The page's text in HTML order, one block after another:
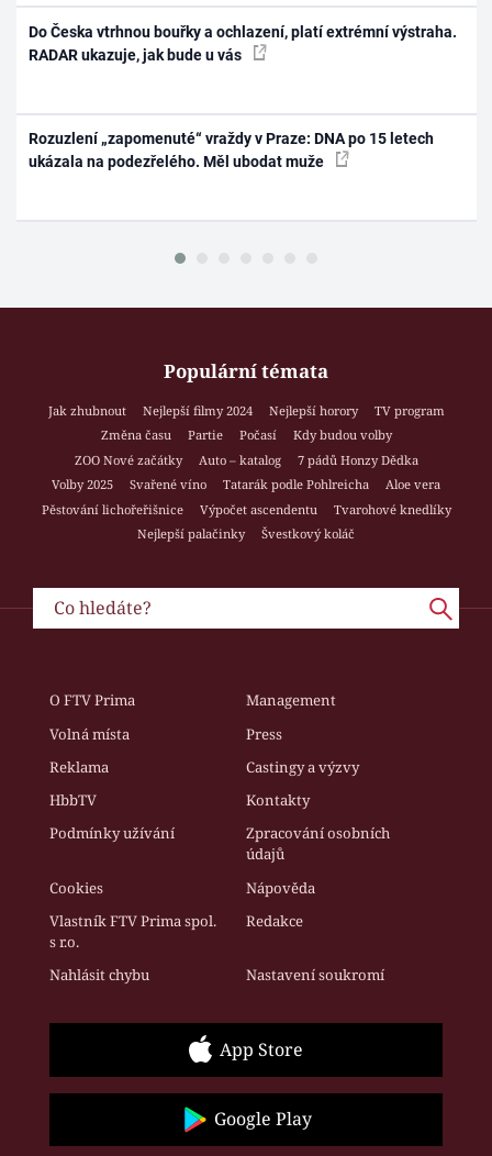
Do Česka vtrhnou bouřky a ochlazení, platí extrémní výstraha.
RADAR ukazuje, jak bude u vás
Rozuzlení „zapomenuté“ vraždy v Praze: DNA po 15 letech
ukázala na podezřelého. Měl ubodat muže
Populární témata
Jak zhubnout Nejlepší filmy 2024 Nejlepší horory
TV program
Změna času
Partie Počasí
Kdy budou volby
ZOO Nové začátky
Auto – katalog
7 pádů Honzy Dědka
Volby 2025
Svařené víno Tatarák podle Pohlreicha
Aloe vera
Pěstování lichořeřišnice
Výpočet ascendentu
Tvarohové knedlíky
Nejlepší palačinky
Švestkový koláč
O FTV Prima
Management
Volná místa
Press
Reklama
Castingy a výzvy
HbbTV
Kontakty
Podmínky užívání
Zpracování osobních
údajů
Cookies
Nápověda
Vlastník FTV Prima spol.
s r.o.
Redakce
Nahlásit chybu Nastavení soukromí
App Store
Google Play